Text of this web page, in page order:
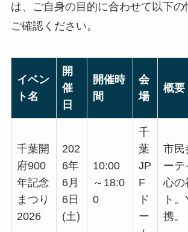
は、ご自身の目的に合わせて以下の
ご確認ください。
イベン
ト名
開
催
日
開催時
間
会
場
概要
千葉開
府900
年記念
まつり
2026
202
6年
6月
6日
(土)
10:00
～18:0
0
千
葉
JP
F
ド
ー
市民
ーテ
心の
ト
携。